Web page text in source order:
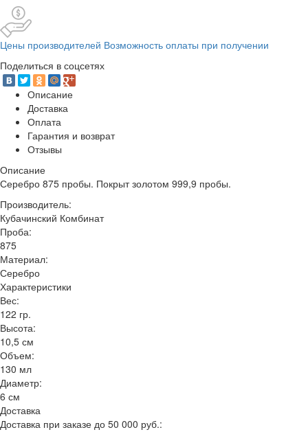
Цены производителей Возможность оплаты при получении
Поделиться в соцсетях
Описание
Доставка
Оплата
Гарантия и возврат
Отзывы
Описание
Серебро 875 пробы. Покрыт золотом 999,9 пробы.
Производитель:
Кубачинский Комбинат
Проба:
875
Материал:
Серебро
Характеристики
Вес:
122 гр.
Высота:
10,5 см
Объем:
130 мл
Диаметр:
6 см
Доставка
Доставка при заказе до 50 000 руб.: